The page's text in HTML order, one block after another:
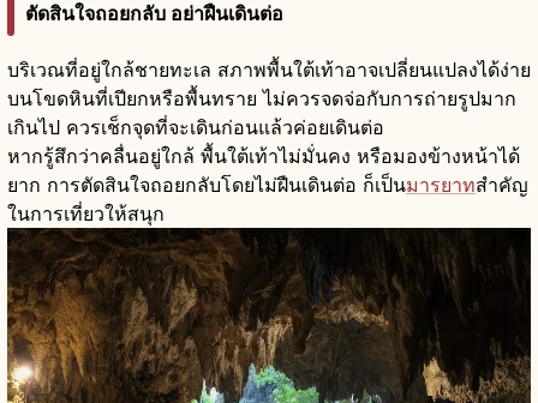
ตัดสินใจถอยกลับ อย่าฝืนเดินต่อ
บริเวณที่อยู่ใกล้ชายทะเล สภาพพื้นใต้เท้าอาจเปลี่ยนแปลงได้ง่าย
บนโขดหินที่เปียกหรือพื้นทราย ไม่ควรจดจ่อกับการถ่ายรูปมาก
เกินไป ควรเช็กจุดที่จะเดินก่อนแล้วค่อยเดินต่อ
หากรู้สึกว่าคลื่นอยู่ใกล้ พื้นใต้เท้าไม่มั่นคง หรือมองข้างหน้าได้
ยาก การตัดสินใจถอยกลับโดยไม่ฝืนเดินต่อ ก็เป็นมารยาทสำคัญ
ในการเที่ยวให้สนุก